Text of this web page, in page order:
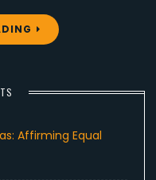
Affirming Equal